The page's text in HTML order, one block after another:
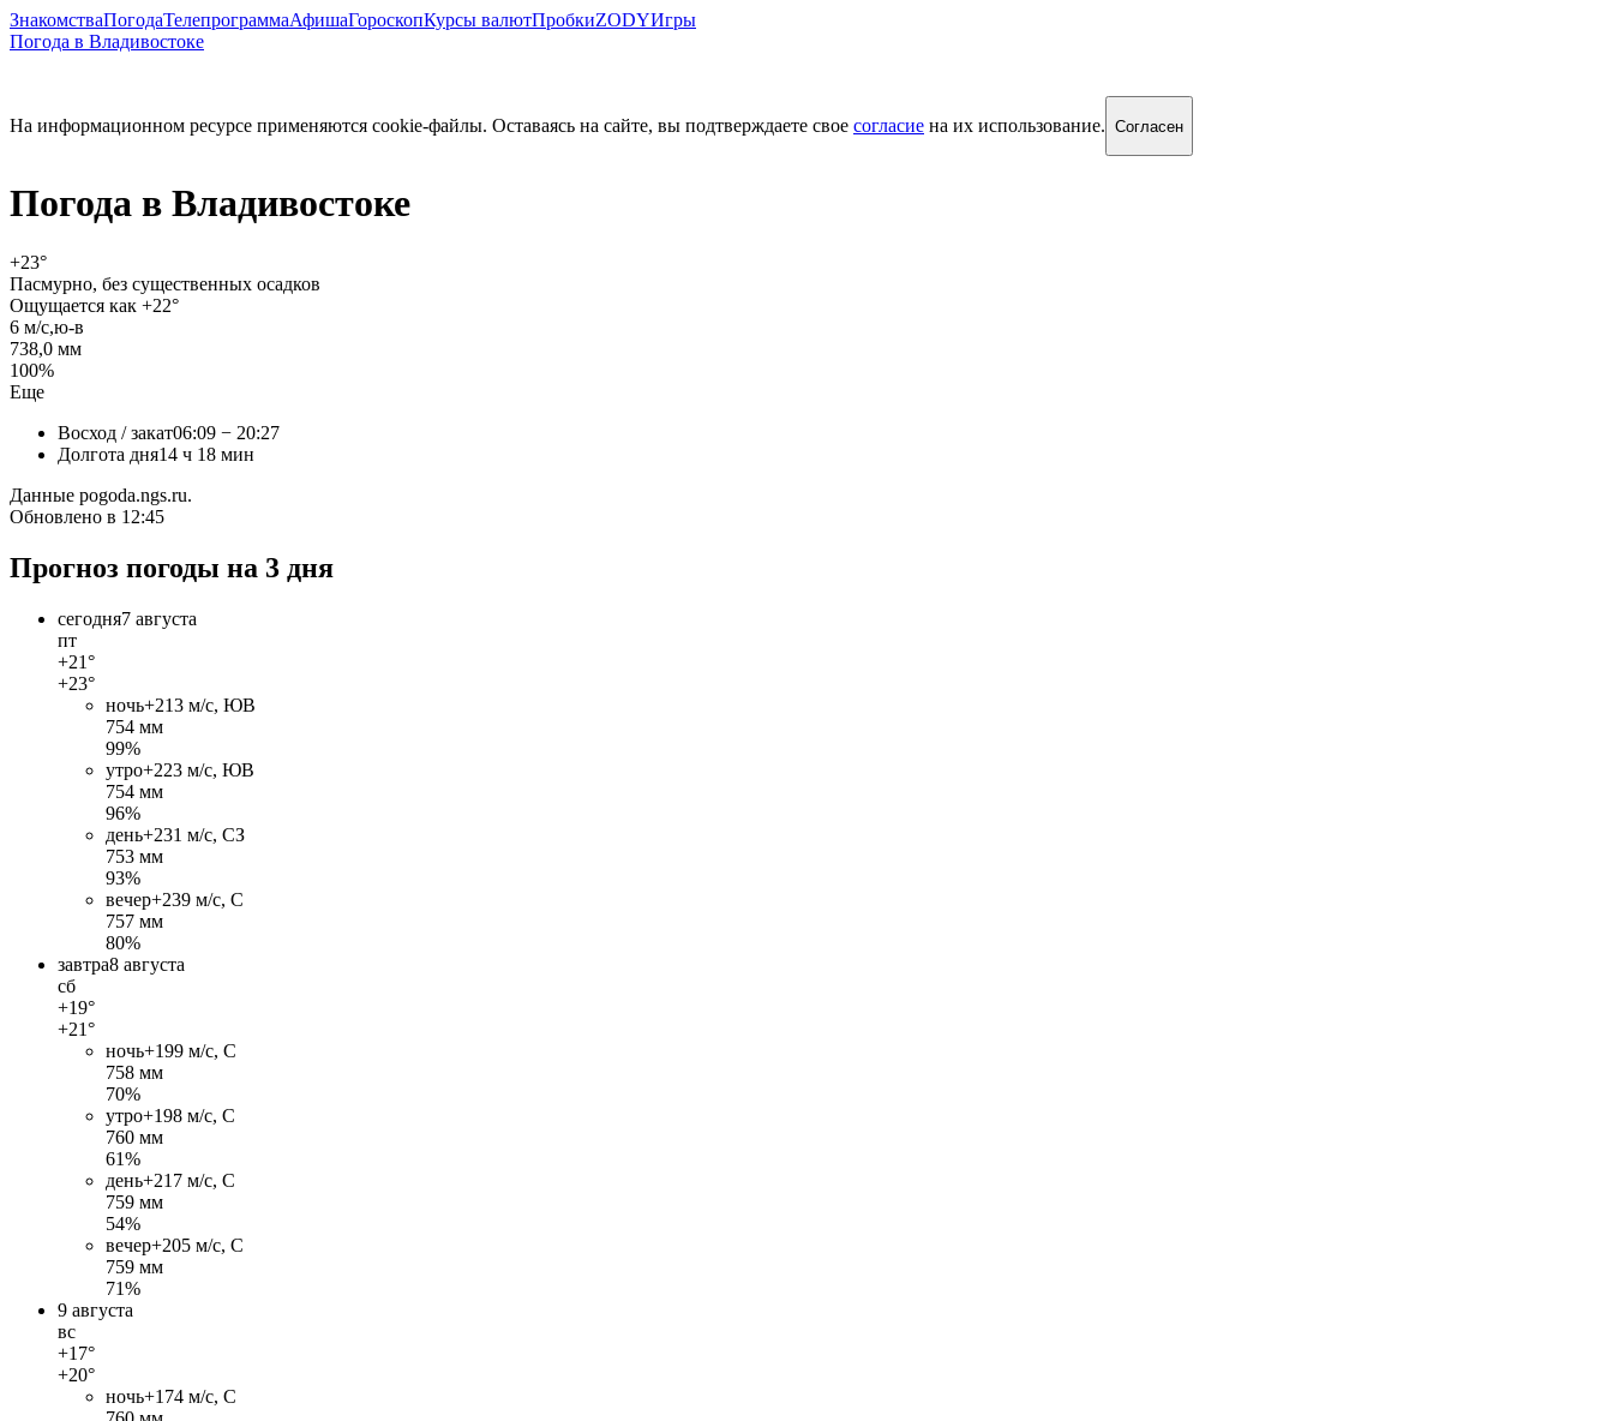
ЗнакомстваПогодаТелепрограммаАфишаГороскопКурсы валютПробкиZODYИгры
Погода в Владивостоке
На информационном ресурсе применяются cookie-файлы. Оставаясь на сайте, вы подтверждаете свое согласие на их использование. Согласен
Погода в Владивостоке
+23°
Пасмурно, без существенных осадков
Ощущается как +22°
6 м/c,ю-в
738,0 мм
100%
Еще
Восход / закат06:09 − 20:27
Долгота дня14 ч 18 мин
Данные pogoda.ngs.ru.
Обновлено в 12:45
Прогноз погоды на 3 дня
сегодня7 августа
пт
+21°
+23°
ночь+213 м/c, ЮВ
754 мм
99%
утро+223 м/c, ЮВ
754 мм
96%
день+231 м/c, СЗ
753 мм
93%
вечер+239 м/c, С
757 мм
80%
завтра8 августа
сб
+19°
+21°
ночь+199 м/c, С
758 мм
70%
утро+198 м/c, С
760 мм
61%
день+21 7 м/c, С
759 мм
54%
вечер+205 м/c, С
759 мм
71%
9 августа
вс
+17°
+20°
ночь+174 м/c, С